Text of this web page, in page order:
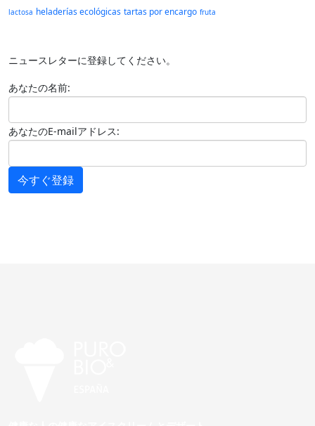
lactosa heladerías ecológicas tartas por encargo fruta
ニュースレターに登録してください。
あなたの名前:
あなたのE-mailアドレス:
今すぐ登録